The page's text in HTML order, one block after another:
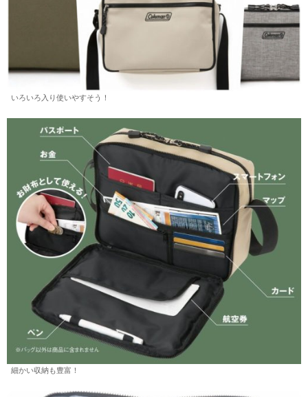
いろいろ入り使いやすそう！
細かい収納も豊富！